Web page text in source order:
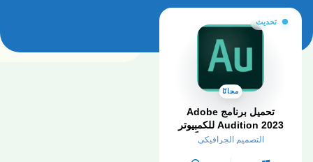
تحديث
مجانًا
تحميل برنامج Adobe
Audition 2023 للكمبيوتر
كامل مفعل مجاناً
التصميم الجرافيكي